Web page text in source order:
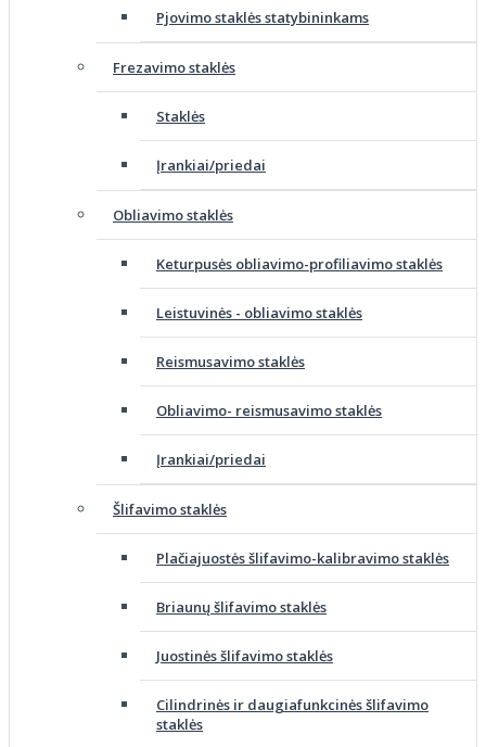
Pjovimo staklės statybininkams
Frezavimo staklės
Staklės
Įrankiai/priedai
Obliavimo staklės
Keturpusės obliavimo-profiliavimo staklės
Leistuvinės - obliavimo staklės
Reismusavimo staklės
Obliavimo- reismusavimo staklės
Įrankiai/priedai
Šlifavimo staklės
Plačiajuostės šlifavimo-kalibravimo staklės
Briaunų šlifavimo staklės
Juostinės šlifavimo staklės
Cilindrinės ir daugiafunkcinės šlifavimo
staklės